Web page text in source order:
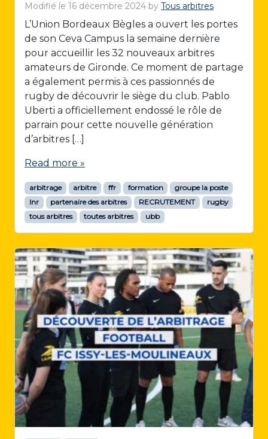
Modifié le 16 décembre 2024 by Tous arbitres
L’Union Bordeaux Bègles a ouvert les portes
de son Ceva Campus la semaine dernière
pour accueillir les 32 nouveaux arbitres
amateurs de Gironde. Ce moment de partage
a également permis à ces passionnés de
rugby de découvrir le siège du club. Pablo
Uberti a officiellement endossé le rôle de
parrain pour cette nouvelle génération
d’arbitres […]
Read more »
arbitrage arbitre ffr formation
groupe la poste
lnr
partenaire des arbitres RECRUTEMENT
rugby
tous arbitres
toutes arbitres ubb